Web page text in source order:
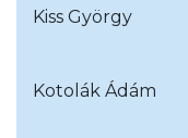
Kiss György
Kotolák Ádám